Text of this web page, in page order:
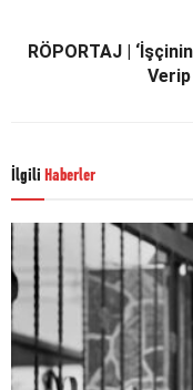
RÖPORTAJ |
İlgili Haberler